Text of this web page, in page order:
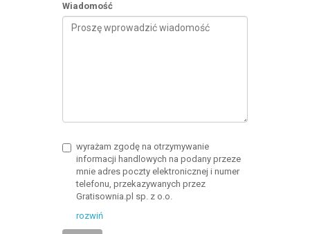
Wiadomość
wyrażam zgodę na otrzymywanie
informacji handlowych na podany przeze
mnie adres poczty elektronicznej i numer
telefonu, przekazywanych przez
Gratisownia.pl sp. z o.o.
rozwiń